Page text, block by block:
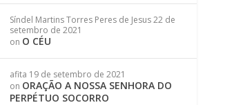
Síndel Martins Torres Peres de Jesus22 de
setembro de 2021
on O CÉU
afita 19 de setembro de 2021
on ORAÇÃO A NOSSA SENHORA DO
PERPÉTUO SOCORRO